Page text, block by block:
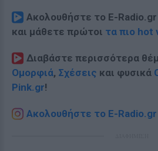
Ακολουθήστε το E-
και μάθετε πρώτοι τα πιο hot
Διαβάστε περισσότερα
Ομορφιά, Σχέσεις και φυσικά
Pink.gr!
Ακολουθήστε το E-